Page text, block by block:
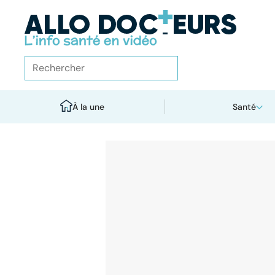
À la une Santé